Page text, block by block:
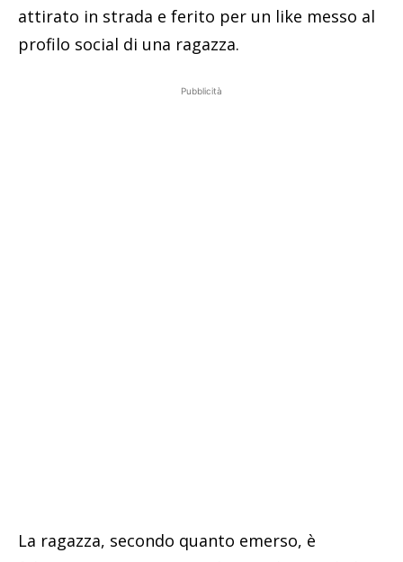
attirato in strada e ferito per un like messo al
profilo social di una ragazza.
Pubblicità
La ragazza, secondo quanto emerso, è